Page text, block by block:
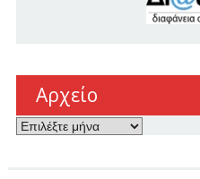
Αρχείο
Αρχείο